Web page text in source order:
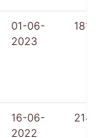
01-06-
2023
1810
16-06-
2022